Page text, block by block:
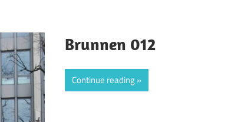
Brunnen 012
Continue reading